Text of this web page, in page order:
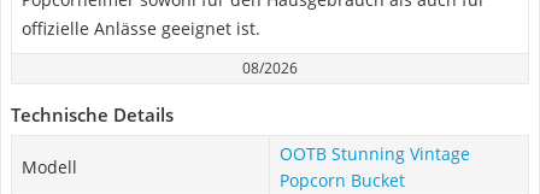
offizielle Anlässe geeignet ist.
08/2026
Technische Details
Modell
OOTB Stunning Vintage
Popcorn Bucket